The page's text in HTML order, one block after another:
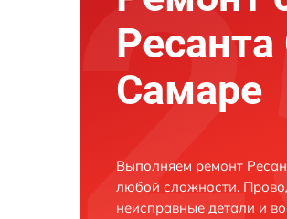
Самаре
Выполняем ремонт
любой сложности.
неисправные детали и